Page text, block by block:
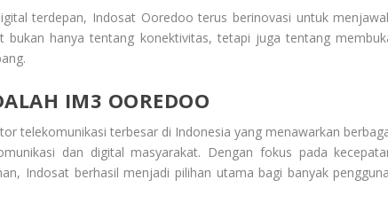
terdepan, Indosat Ooredoo terus berinovasi untuk
bukan hanya tentang konektivitas, tetapi juga tentang
IM3 OOREDOO
telekomunikasi terbesar di Indonesia yang menawarkan
dan digital masyarakat. Dengan fokus pada
Indosat berhasil menjadi pilihan utama bagi banyak